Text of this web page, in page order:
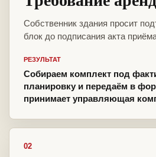
Собственник здания просит
блок до подписания акта
РЕЗУЛЬТАТ
Собираем комплект под
планировку и передаём в
принимает управляющая
02